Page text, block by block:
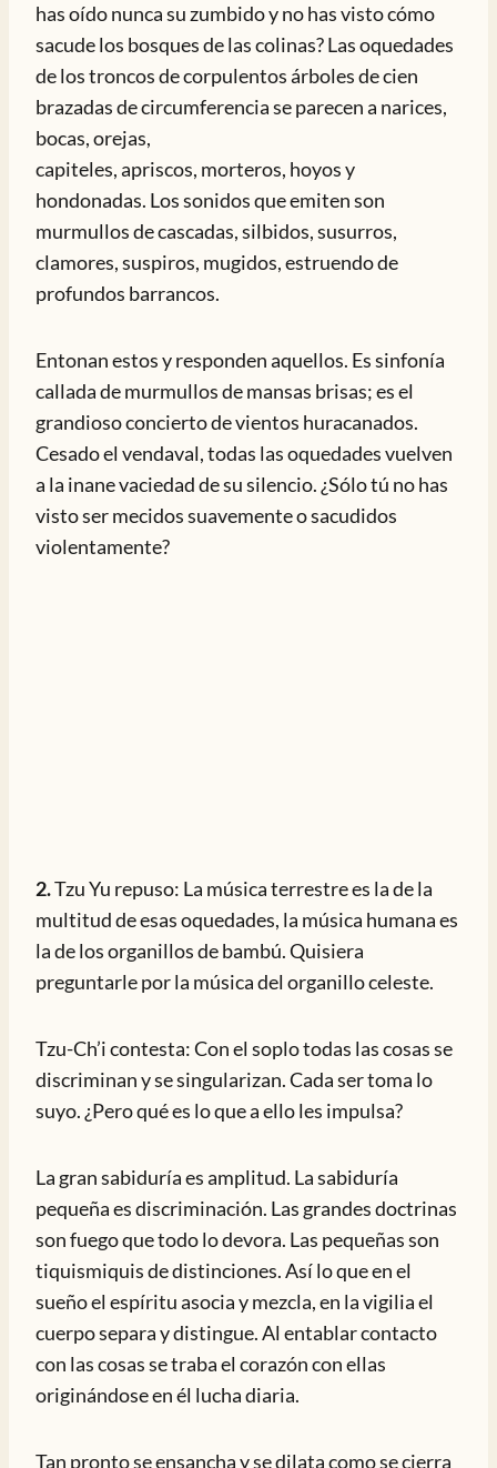
has oído nunca su zumbido y no has visto cómo
sacude los bosques de las colinas? Las oquedades
de los troncos de corpulentos árboles de cien
brazadas de circumferencia se parecen a narices,
bocas, orejas,
capiteles, apriscos, morteros, hoyos y
hondonadas. Los sonidos que emiten son
murmullos de cascadas, silbidos, susurros,
clamores, suspiros, mugidos, estruendo de
profundos barrancos.
Entonan estos y responden aquellos. Es sinfonía
callada de murmullos de mansas brisas; es el
grandioso concierto de vientos huracanados.
Cesado el vendaval, todas las oquedades vuelven
a la inane vaciedad de su silencio. ¿Sólo tú no has
visto ser mecidos suavemente o sacudidos
violentamente?
2.Tzu Yu repuso: La música terrestre es la de la
multitud de esas oquedades, la música humana es
la de los organillos de bambú. Quisiera
preguntarle por la música del organillo celeste.
Tzu-Ch’i contesta: Con el soplo todas las cosas se
discriminan y se singularizan. Cada ser toma lo
suyo. ¿Pero qué es lo que a ello les impulsa?
La gran sabiduría es amplitud. La sabiduría
pequeña es discriminación. Las grandes doctrinas
son fuego que todo lo devora. Las pequeñas son
tiquismiquis de distinciones. Así lo que en el
sueño el espíritu asocia y mezcla, en la vigilia el
cuerpo separa y distingue. Al entablar contacto
con las cosas se traba el corazón con ellas
originándose en él lucha diaria.
Tan pronto se ensancha y se dilata como se cierra